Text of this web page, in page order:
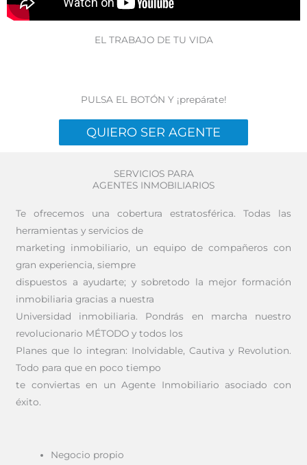
EL TRABAJO DE TU VIDA
PULSA EL BOTÓN Y ¡prepárate!
QUIERO SER AGENTE
SERVICIOS PARA
AGENTES INMOBILIARIOS
Te ofrecemos una cobertura estratosférica. Todas las
herramientas y servicios de
marketing inmobiliario, un equipo de compañeros con
gran experiencia, siempre
dispuestos a ayudarte; y sobretodo la mejor formación
inmobiliaria gracias a nuestra
Universidad inmobiliaria. Pondrás en marcha nuestro
revolucionario MÉTODO y todos los
Planes que lo integran: Inolvidable, Cautiva y Revolution.
Todo para que en poco tiempo
te conviertas en un Agente Inmobiliario asociado con
éxito.
Negocio propio